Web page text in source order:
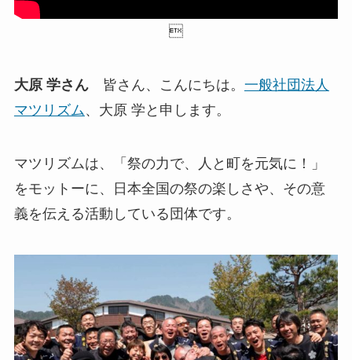

大原 学さん皆さん、こんにちは。 一般社団法人
マツリズム、大原 学と申します。
マツリズムは、「祭の力で、人と町を元気に！」
をモットーに、日本全国の祭の楽しさや、その意
義を伝える活動している団体です。